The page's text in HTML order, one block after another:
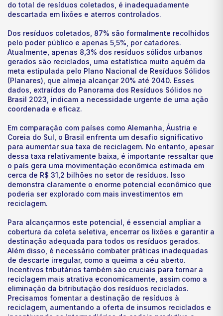
do total de resíduos coletados, é inadequadamente
descartada em lixões e aterros controlados.
Dos resíduos coletados, 87% são formalmente recolhidos
pelo poder público e apenas 5,5%, por catadores.
Atualmente, apenas 8,3% dos resíduos sólidos urbanos
gerados são reciclados, uma estatística muito aquém da
meta estipulada pelo Plano Nacional de Resíduos Sólidos
(Planares), que almeja alcançar 20% até 2040. Esses
dados, extraídos do Panorama dos Resíduos Sólidos no
Brasil 2023, indicam a necessidade urgente de uma ação
coordenada e eficaz.
Em comparação com países como Alemanha, Áustria e
Coreia do Sul, o Brasil enfrenta um desafio significativo
para aumentar sua taxa de reciclagem. No entanto, apesar
dessa taxa relativamente baixa, é importante ressaltar que
o país gera uma movimentação econômica estimada em
cerca de R$ 31,2 bilhões no setor de resíduos. Isso
demonstra claramente o enorme potencial econômico que
poderia ser explorado com mais investimentos em
reciclagem.
Para alcançarmos este potencial, é essencial ampliar a
cobertura da coleta seletiva, encerrar os lixões e garantir a
destinação adequada para todos os resíduos gerados.
Além disso, é necessário combater práticas inadequadas
de descarte irregular, como a queima a céu aberto.
Incentivos tributários também são cruciais para tornar a
reciclagem mais atrativa economicamente, assim como a
eliminação da bitributação dos resíduos reciclados.
Precisamos fomentar a destinação de resíduos à
reciclagem, aumentando a oferta de insumos reciclados e